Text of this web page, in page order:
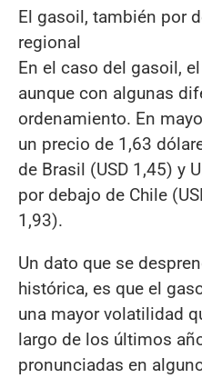
El gasoil, también por
regional
En el caso del gasoil,
aunque con algunas
ordenamiento. En
un precio de 1,63
de Brasil (USD 1,45) y
por debajo de Chile
1,93).
Un dato que se
histórica, es que el
una mayor volatilidad
largo de los últimos
pronunciadas en